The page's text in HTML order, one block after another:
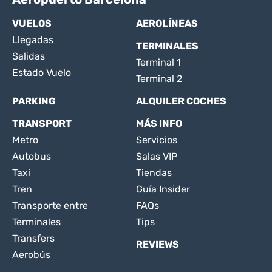
VUELOS
Llegadas
Salidas
Estado Vuelo
AEROLÍNEAS
TERMINALES
Terminal 1
Terminal 2
PARKING
ALQUILER COCHES
TRANSPORT
Metro
Autobus
Taxi
Tren
Transporte entre
Terminales
Transfers
Aerobús
MÁS INFO
Servicios
Salas VIP
Tiendas
Guía Insider
FAQs
Tips
REVIEWS